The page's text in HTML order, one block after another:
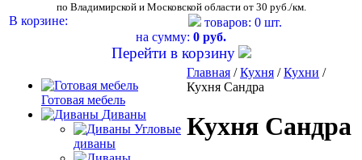
по Владимирской и Московской области от 30 руб./км.
В корзине:
товаров: 0 шт.
на сумму: 0 руб.
Перейти в корзину
Готовая мебель
Диваны
Угловые
диваны
Главная /Кухня /Кухни /
Кухня Сандра
Кухня Сандра